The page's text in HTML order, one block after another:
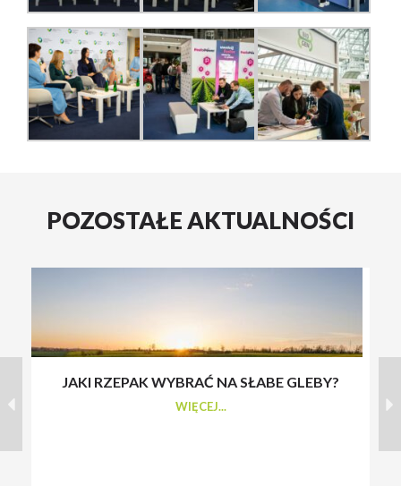
POZOSTAŁE AKTUALNOŚCI
JAKI RZEPAK WYBRAĆ NA SŁABE GLEBY?
WIĘCEJ...